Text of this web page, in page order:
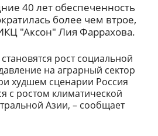
40 лет обеспеченность
более чем втрое,
"Аксон" Лия Фаррахова.
рост социальной
на аграрный сектор
худшем сценарии Россия
с ростом климатической
Азии, – сообщает